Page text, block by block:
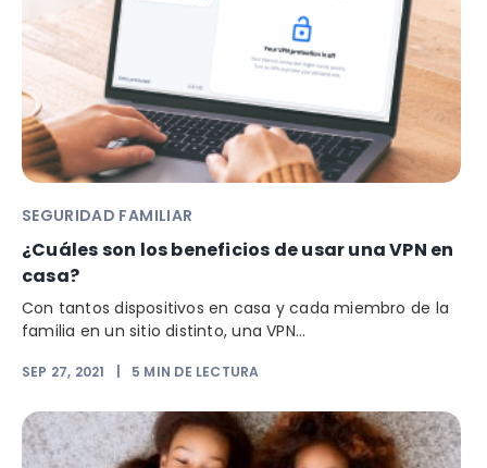
SEGURIDAD FAMILIAR
¿Cuáles son los beneficios de usar una VPN en
casa?
Con tantos dispositivos en casa y cada miembro de la
familia en un sitio distinto, una VPN...
SEP 27, 2021 5 MIN DE LECTURA